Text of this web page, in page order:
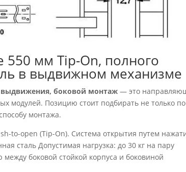
мм Tip-On, полного
в выдвижном механизме
боковой монтаж — это
модулей. Позицию стоит подбирать не только по
монтажа.
to-open (Tip-On). Cистема открытия путем
сталь Допустимая нагрузка: до 30 кг на пару
боковой стойкой корпуса и боковиной